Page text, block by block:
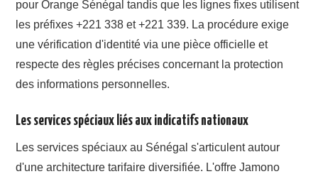
pour Orange Sénégal tandis que les lignes fixes utilisent
les préfixes +221 338 et +221 339. La procédure exige
une vérification d'identité via une pièce officielle et
respecte des règles précises concernant la protection
des informations personnelles.
Les services spéciaux liés aux indicatifs nationaux
Les services spéciaux au Sénégal s'articulent autour
d'une architecture tarifaire diversifiée. L'offre Jamono